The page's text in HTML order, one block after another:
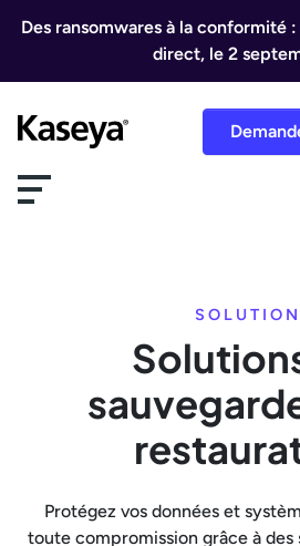
Des ransomwares à la conformité
direct, le 2
SOLUTION
Protégez vos données et
toute compromission grâce à des